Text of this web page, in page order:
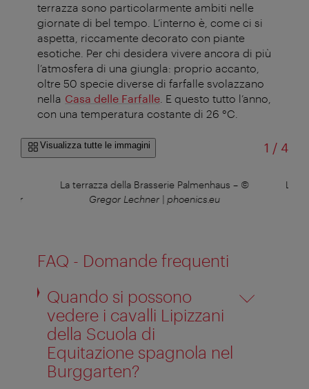
terrazza sono particolarmente ambiti nelle
giornate di bel tempo. L’interno è, come ci si
aspetta, riccamente decorato con piante
esotiche. Per chi desidera vivere ancora di più
l’atmosfera di una giungla: proprio accanto,
oltre 50 specie diverse di farfalle svolazzano
nella Casa delle Farfalle . E questo tutto l’anno,
con una temperatura costante di 26 °C.
Visualizza tutte le immagini 1 /di
4
La terrazza della Brasserie Palmenhaus – ©
Gregor Lechner | phoenics.eu
La
FAQ - Domande frequenti
Quando si possono
vedere i cavalli Lipizzani
della Scuola di
Equitazione spagnola nel
Burggarten?